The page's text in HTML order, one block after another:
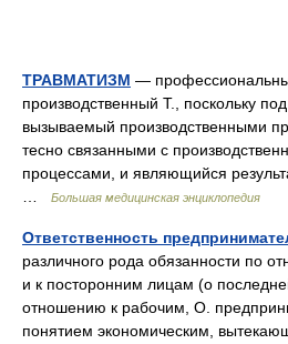
ТРАВМАТИЗМ —
производственный Т., поскольку
вызываемый производственными
тесно связанными с
процессами, и являющийся
Большая медицинская энциклопедия
Ответственность
различного рода обязанности по
и к посторонним лицам (о
отношению к рабочим, О.
понятием экономическим,